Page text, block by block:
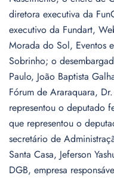
diretora executiva da
executivo da Fundart,
Morada do Sol, Eventos
Sobrinho; o
Paulo, João Baptista
Fórum de Araraquara,
representou o deputado
que representou o
secretário de
Santa Casa, Jeferson
DGB, empresa